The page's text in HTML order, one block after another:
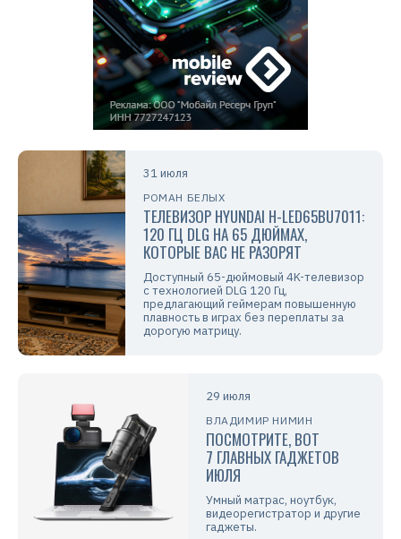
31 июля
РОМАН БЕЛЫХ
ТЕЛЕВИЗОР HYUNDAI H-LED65BU7011:
120 ГЦ DLG НА 65 ДЮЙМАХ,
КОТОРЫЕ ВАС НЕ РАЗОРЯТ
Доступный 65-дюймовый 4K-телевизор
с технологией DLG 120 Гц,
предлагающий геймерам повышенную
плавность в играх без переплаты за
дорогую матрицу.
29 июля
ВЛАДИМИР НИМИН
ПОСМОТРИТЕ, ВОТ
7 ГЛАВНЫХ ГАДЖЕТОВ
ИЮЛЯ
Умный матрас, ноутбук,
видеорегистратор и другие
гаджеты.